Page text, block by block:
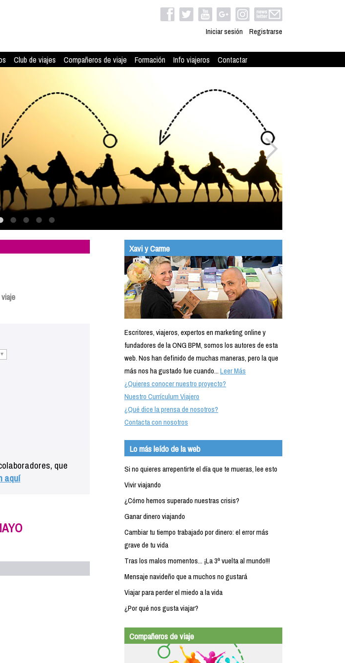
Iniciar sesión Registrarse
Club de viajes Compañeros de viaje Formación Info viajeros Contactar
que
aquí
Xavi y Carme
Escritores, viajeros, expertos en marketing online y
fundadores de la ONG BPM, somos los autores de esta
web. Nos han definido de muchas maneras, pero la que
más nos ha gustado fue cuando...Leer Más
¿Quieres conocer nuestro proyecto?
Nuestro Currículum Viajero
¿Qué dice la prensa de nosotros?
Contacta con nosotros
Lo más leído de la web
Si no quieres arrepentirte el día que te mueras, lee esto
Vivir viajando
¿Cómo hemos superado nuestras crisis?
Ganar dinero viajando
Cambiar tu tiempo trabajado por dinero: el error más
grave de tu vida
Tras los malos momentos... ¡La 3ª vuelta al mundo!!!
Mensaje navideño que a muchos no gustará
Viajar para perder el miedo a la vida
¿Por qué nos gusta viajar?
Compañeros de viaje